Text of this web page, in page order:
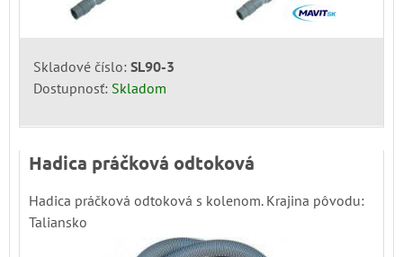
Skladové číslo: SL90-3
Dostupnosť: Skladom
Hadica práčková odtoková
Hadica práčková odtoková s kolenom. Krajina pôvodu:
Taliansko